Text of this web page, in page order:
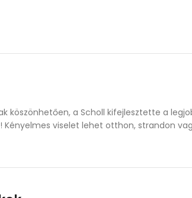
köszönhetően, a Scholl kifejlesztette a
Kényelmes viselet lehet otthon, strandon